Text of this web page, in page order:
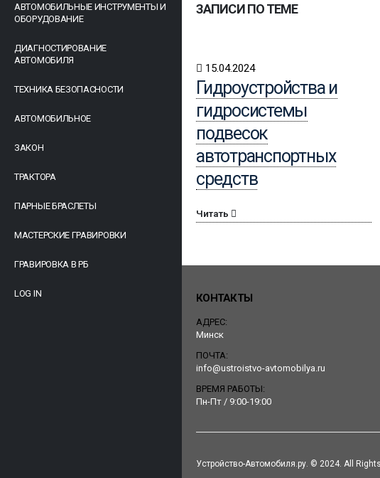
АВТОМОБИЛЬНЫЕ ИНСТРУМЕНТЫ И
ОБОРУДОВАНИЕ
ДИАГНОСТИРОВАНИЕ
АВТОМОБИЛЯ
ТЕХНИКА БЕЗОПАСНОСТИ
АВТОМОБИЛЬНОЕ
ЗАКОН
ТРАКТОРА
ПАРНЫЕ БРАСЛЕТЫ
МАСТЕРСКИЕ ГРАВИРОВКИ
ГРАВИРОВКА В РБ
LOG IN
ЗАПИСИ ПО ТЕМЕ
15.04.2024
Гидроустройства и
гидросистемы
подвесок
автотранспортных
средств
Читать
КОНТАКТЫ
АДРЕС:
Минск
ПОЧТА:
info@ustroistvo-avtomobilya.ru
ВРЕМЯ РАБОТЫ:
Пн-Пт / 9:00-19:00
Устройство-Автомобиля.ру. © 2024. All